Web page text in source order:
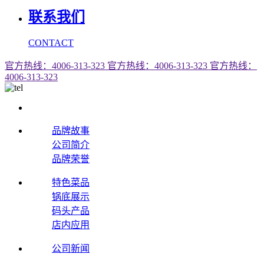
联系我们
CONTACT
官方热线：4006-313-323 官方热线：4006-313-323 官方热线：
4006-313-323
品牌故事
公司简介
品牌荣誉
特色菜品
锅底展示
码头产品
店内应用
公司新闻